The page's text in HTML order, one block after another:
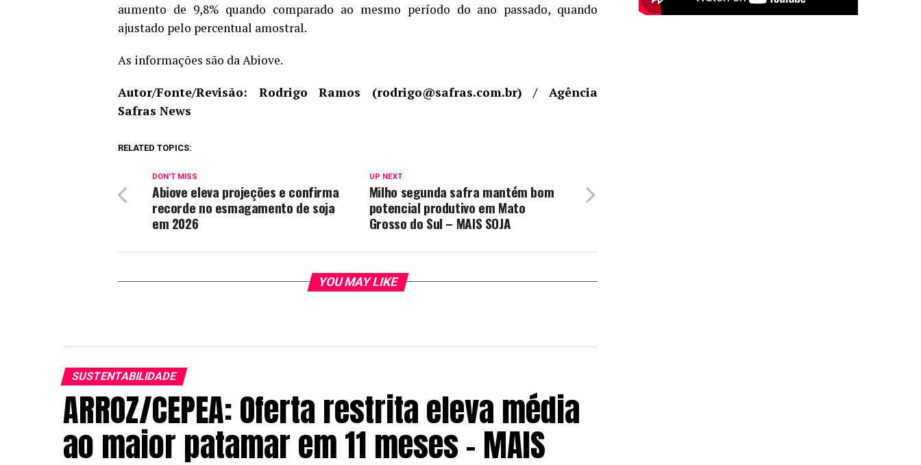
aumento de 9,8% quando comparado ao mesmo período do ano passado, quando
ajustado pelo percentual amostral.
As informações são da Abiove.
Autor/Fonte/Revisão: Rodrigo Ramos (rodrigo@safras.com.br) / Agência
Safras News
RELATED TOPICS:
UP NEXT
Milho segunda safra mantém bom
potencial produtivo em Mato
Grosso do Sul – MAIS SOJA
DON'T MISS
Abiove eleva projeções e confirma
recorde no esmagamento de soja
em 2026
YOU MAY LIKE
SUSTENTABILIDADE
ARROZ/CEPEA: Oferta restrita eleva média
ao maior patamar em 11 meses – MAIS